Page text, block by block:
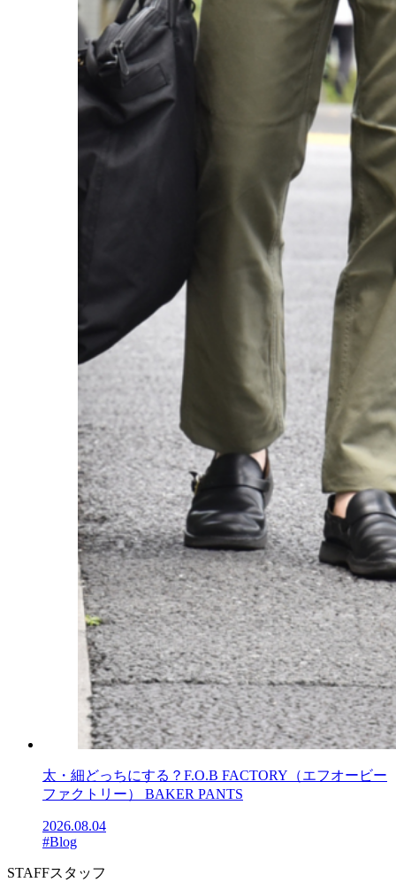
太・細どっちにする？F.O.B FACTORY（エフオービー
ファクトリー） BAKER PANTS
2026.08.04
#Blog
STAFFスタッフ